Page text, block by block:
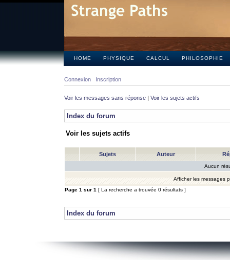
HOME PHYSIQUE CALCUL PHILOSOPHIE
Connexion Inscription
Voir les messages sans réponse | Voir les sujets actifs
Index du forum
Voir les sujets actifs
Sujets Auteur
Aucun
Afficher les messages
Page 1 sur 1 [ La recherche a trouvée 0 résultats ]
Index du forum